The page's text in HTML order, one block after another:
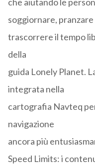
che aiutando le
soggiornare, pranzare
trascorrere il tempo
della
guida Lonely Planet.
integrata nella
cartografia Navteq
navigazione
ancora più
Speed Limits: i